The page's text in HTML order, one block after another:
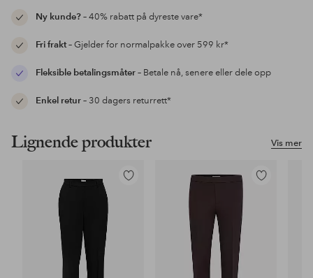
Ny kunde?– 40% rabatt på dyreste vare*
Fri frakt– Gjelder for normalpakke over 599 kr*
Fleksible betalingsmåter– Betale nå, senere eller dele opp
Enkel retur– 30 dagers returrett*
Vis mer
Lignende produkter
Legg
Legg